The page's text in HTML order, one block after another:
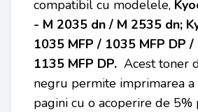
compatibil cu modelele,
- M 2035 dn / M 2535 dn;
1035 MFP / 1035 MFP DP
1135 MFP DP. Acest toner
negru permite imprimarea a
pagini cu o acoperire de 5%